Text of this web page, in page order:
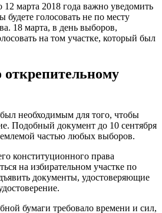
12 марта 2018 года важно уведомить
будете голосовать не по месту
18 марта, в день выборов,
на том участке, который был
открепительному
необходимым для того, чтобы
Подобный документ до 10 сентября
частью любых выборов.
конституционного права
на избирательном участке по
документы, удостоверяющие
бумаги требовало времени и сил,